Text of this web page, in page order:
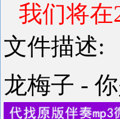
我们将在
文件描述:
龙梅子 -